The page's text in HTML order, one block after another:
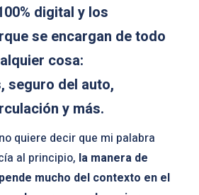
digital y los
se encargan de todo
cosa:
seguro del auto,
y más.
quiere decir que mi palabra
al principio, la manera de
mucho del contexto en el